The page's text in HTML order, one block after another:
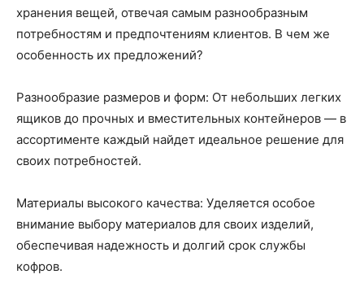
хранения вещей, отвечая самым разнообразным
потребностям и предпочтениям клиентов. В чем же
особенность их предложений?
Разнообразие размеров и форм: От небольших легких
ящиков до прочных и вместительных контейнеров — в
ассортименте каждый найдет идеальное решение для
своих потребностей.
Материалы высокого качества: Уделяется особое
внимание выбору материалов для своих изделий,
обеспечивая надежность и долгий срок службы
кофров.